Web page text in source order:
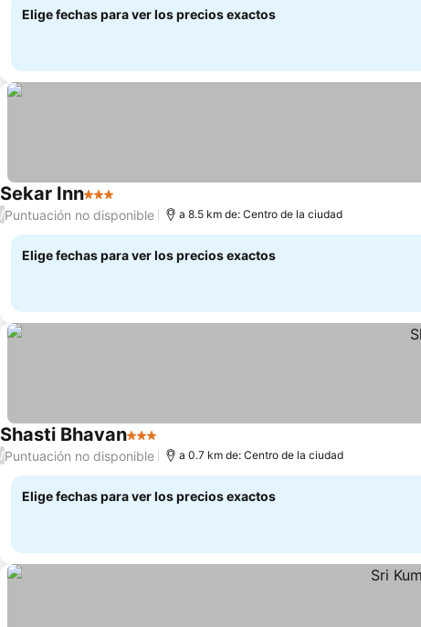
Elige fechas para ver los precios exactos
Sekar Inn3 Estrellas
/Puntuación no disponible a 8.5 km de: Centro de la ciudad
Elige fechas para ver los precios exactos
Shasti Bhavan3 Estrellas
/Puntuación no disponible a 0.7 km de: Centro de la ciudad
Elige fechas para ver los precios exactos